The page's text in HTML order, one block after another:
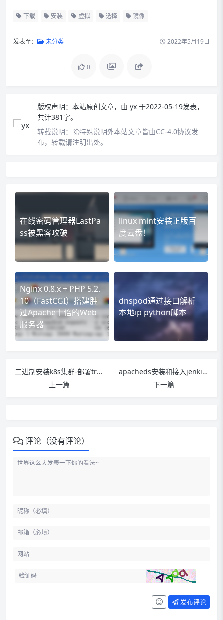
下载 安装 虚拟 选择 镜像
发表至： 未分类 2022年5月19日
0
版权声明： 本站原创文章，由 yx 于2022-05-19发表，
共计381字。
转载说明： 除特殊说明外本站文章皆由CC-4.0协议发
布，转载请注明出处。
在线密码管理器LastPa
ss被黑客攻破
linux mint安装正版百
度云盘！
Nginx 0.8.x + PHP 5.2.
10（FastCGI）搭建胜
过Apache十倍的Web
服务器
dnspod通过接口解析
本地ip python脚本
二进制安装k8s集群-部署traefik(十三)
上一篇
apacheds安装和接入jenkins方式
下一篇
评论（没有评论）
发布评论